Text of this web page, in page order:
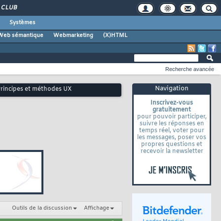
CLUB
Systèmes
sémantique
Webmarketing (X)HTML
Navigation
Inscrivez-vous
gratuitement
pour pouvoir participer,
suivre les réponses en
temps réel, voter pour
les messages, poser vos
propres questions et
recevoir la newsletter
Recherche avancée
et méthodes UX
Outils de la discussion Affichage